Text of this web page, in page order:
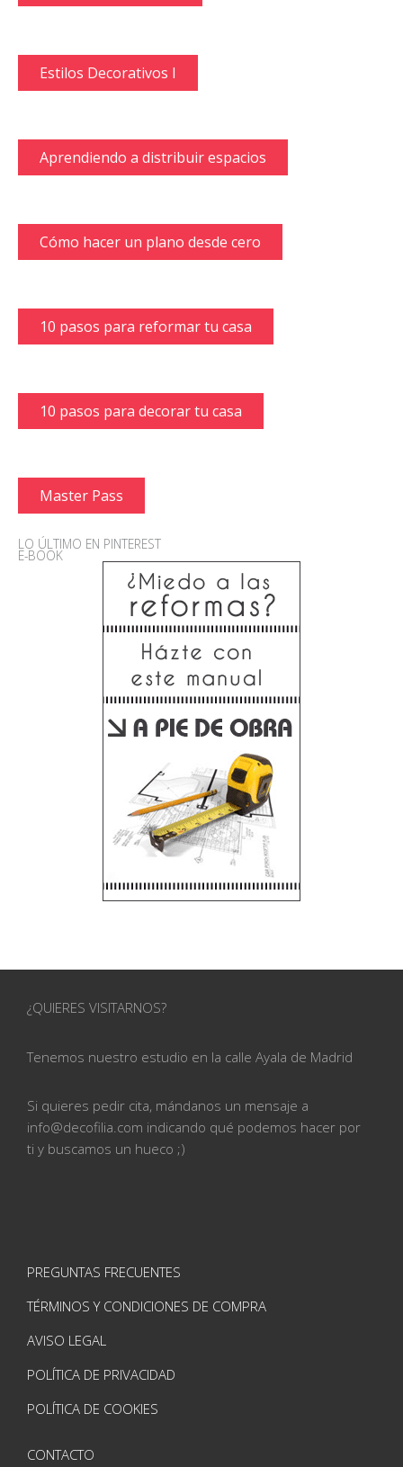
Estilos Decorativos I
Aprendiendo a distribuir espacios
Cómo hacer un plano desde cero
10 pasos para reformar tu casa
10 pasos para decorar tu casa
Master Pass
LO ÚLTIMO EN PINTEREST
E-BOOK
¿QUIERES VISITARNOS?
Tenemos nuestro estudio en la calle Ayala de Madrid
Si quieres pedir cita, mándanos un mensaje a
info@decofilia.com indicando qué podemos hacer por
ti y buscamos un hueco ;)
PREGUNTAS FRECUENTES
TÉRMINOS Y CONDICIONES DE COMPRA
AVISO LEGAL
POLÍTICA DE PRIVACIDAD
POLÍTICA DE COOKIES
CONTACTO